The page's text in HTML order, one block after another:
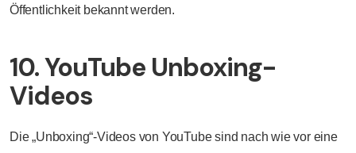
Öffentlichkeit bekannt werden.
10. YouTube Unboxing-
Videos
Die „Unboxing“-Videos von YouTube sind nach wie vor eine